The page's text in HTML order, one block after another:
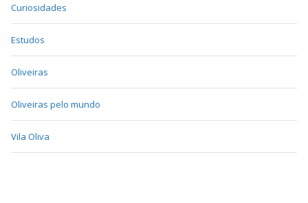
Curiosidades
Estudos
Oliveiras
Oliveiras pelo mundo
Vila Oliva